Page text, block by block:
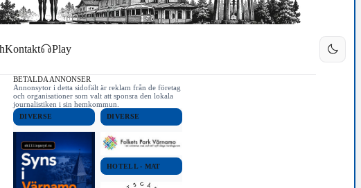
Kontakt Play
BETALDA ANNONSER
Annonsytor i detta sidofält är reklam från de företag
och organisationer som valt att sponsra den lokala
journalistiken i sin hemkommun.
DIVERSE DIVERSE
HOTELL - MAT